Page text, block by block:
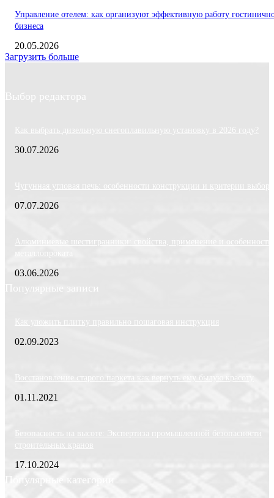
Управление отелем: как организуют эффективную работу
бизнеса
20.05.2026
Загрузить больше
Выбор редактора
Как выбрать дизельную снегоплавильную установку в 2026 году?
30.07.2026
Чугунная угловая печь: особенности конструкции и критерии выбора
07.07.2026
Алюминиевые шестигранники: свойства, применение и особенности
металлопроката
03.06.2026
Популярные записи
Как уложить плитку правильно пошаговая инструкция
02.09.2023
Восстановление старого паркета как вернуть ему былую красоту
01.11.2021
Безопасность на высоте: Экспертиза промышленной безопасности
строительных кранов
17.10.2024
Популярные категории